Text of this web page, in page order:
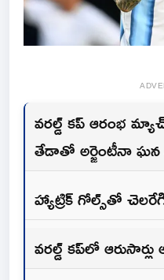
వరల్డ్ కప్ ఆరంభ
తేడాతో అర్జెంటీనా
హ్యాట్రిక్ గోల్స్‌తో
వరల్డ్ కప్‌లో